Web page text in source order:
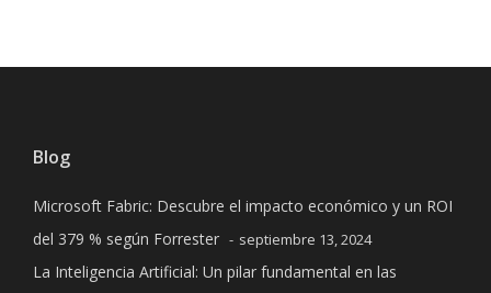
Blog
Microsoft Fabric: Descubre el impacto económico y un ROI
del 379 % según Forrester
septiembre 13, 2024
La Inteligencia Artificial: Un pilar fundamental en las